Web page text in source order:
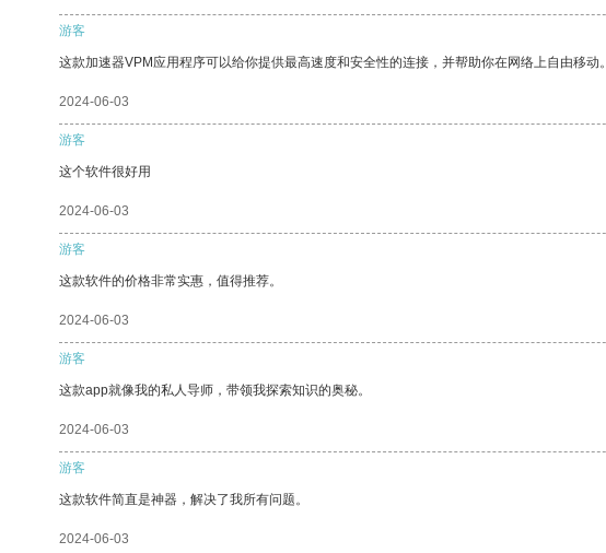
游客
这款加速器VPM应用程序可以给你提供最高速度和安全性的连接，并帮助你在网络上自由移动。
2024-06-03
游客
这个软件很好用
2024-06-03
游客
这款软件的价格非常实惠，值得推荐。
2024-06-03
游客
这款app就像我的私人导师，带领我探索知识的奥秘。
2024-06-03
游客
这款软件简直是神器，解决了我所有问题。
2024-06-03